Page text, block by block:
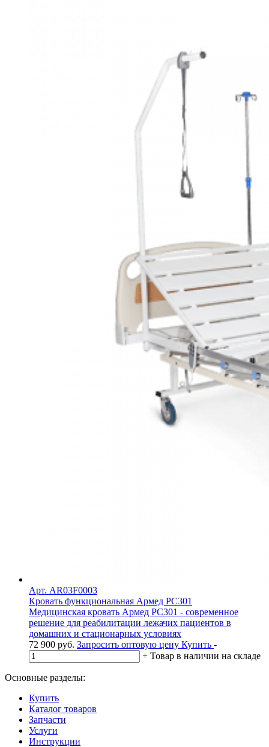
Арт. AR03F0003
Кровать функциональная Армед РС301
Медицинская кровать Армед РС301 - современное
решение для реабилитации лежачих пациентов в
домашних и стационарных условиях
72 900 руб. Запросить оптовую цену Купить -
+ Товар в наличии на складе
Основные разделы:
Купить
Каталог товаров
Запчасти
Услуги
Инструкции